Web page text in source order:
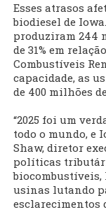
Esses atrasos
biodiesel de
produziram 244
de 31% em
Combustíveis
capacidade, as
de 400 milhões
“2025 foi um
todo o mundo, e
Shaw, diretor
políticas
biocombustíveis,
usinas lutando
esclarecimentos